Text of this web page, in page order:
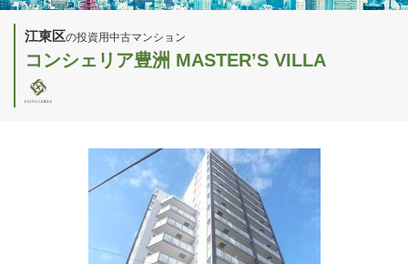
江東区の投資用中古マンション
コンシェリア豊洲 MASTER’S VILLA